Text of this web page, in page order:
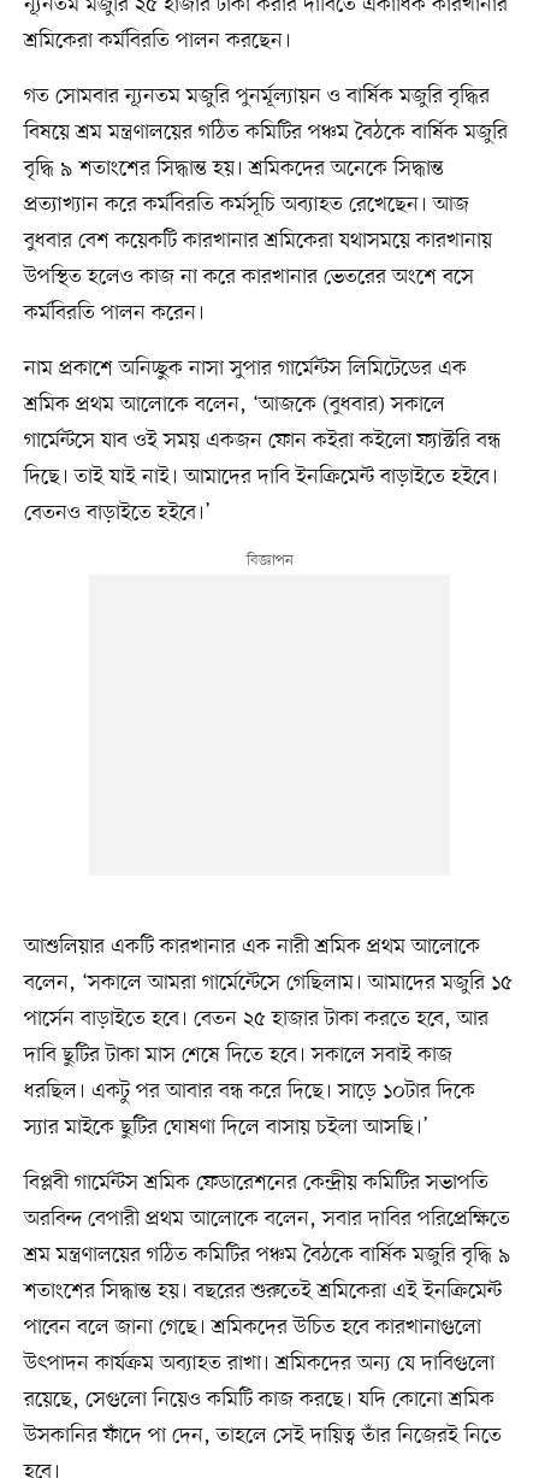
শ্রমিকেরা কর্মবিরতি পালন করছেন।
গত সোমবার ন্যূনতম মজুরি পুনর্মূল্যায়ন ও বার্ষিক মজুরি বৃদ্ধির
বিষয়ে শ্রম মন্ত্রণালয়ের গঠিত কমিটির পঞ্চম বৈঠকে বার্ষিক মজুরি
বৃদ্ধি ৯ শতাংশের সিদ্ধান্ত হয়। শ্রমিকদের অনেকে সিদ্ধান্ত
প্রত্যাখ্যান করে কর্মবিরতি কর্মসূচি অব্যাহত রেখেছেন। আজ
বুধবার বেশ কয়েকটি কারখানার শ্রমিকেরা যথাসময়ে কারখানায়
উপস্থিত হলেও কাজ না করে কারখানার ভেতরের অংশে বসে
কর্মবিরতি পালন করেন।
নাম প্রকাশে অনিচ্ছুক নাসা সুপার গার্মেন্টস লিমিটেডের এক
শ্রমিক প্রথম আলোকে বলেন, ‘আজকে (বুধবার) সকালে
গার্মেন্টসে যাব ওই সময় একজন ফোন কইরা কইলো ফ্যাক্টরি বন্ধ
দিছে। তাই যাই নাই। আমাদের দাবি ইনক্রিমেন্ট বাড়াইতে হইবে।
বেতনও বাড়াইতে হইবে।’
আশুলিয়ার একটি কারখানার এক নারী শ্রমিক প্রথম আলোকে
বলেন, ‘সকালে আমরা গার্মেন্টেসে গেছিলাম। আমাদের মজুরি ১৫
পার্সেন বাড়াইতে হবে। বেতন ২৫ হাজার টাকা করতে হবে, আর
দাবি ছুটির টাকা মাস শেষে দিতে হবে। সকালে সবাই কাজ
ধরছিল। একটু পর আবার বন্ধ করে দিছে। সাড়ে ১০টার দিকে
স্যার মাইকে ছুটির ঘোষণা দিলে বাসায় চইলা আসছি।’
বিপ্লবী গার্মেন্টস শ্রমিক ফেডারেশনের কেন্দ্রীয় কমিটির সভাপতি
অরবিন্দ বেপারী প্রথম আলোকে বলেন, সবার দাবির পরিপ্রেক্ষিতে
শ্রম মন্ত্রণালয়ের গঠিত কমিটির পঞ্চম বৈঠকে বার্ষিক মজুরি বৃদ্ধি ৯
শতাংশের সিদ্ধান্ত হয়। বছরের শুরুতেই শ্রমিকেরা এই ইনক্রিমেন্ট
পাবেন বলে জানা গেছে। শ্রমিকদের উচিত হবে কারখানাগুলো
উৎপাদন কার্যক্রম অব্যাহত রাখা। শ্রমিকদের অন্য যে দাবিগুলো
রয়েছে, সেগুলো নিয়েও কমিটি কাজ করছে। যদি কোনো শ্রমিক
উসকানির ফাঁদে পা দেন, তাহলে সেই দায়িত্ব তাঁর নিজেরই নিতে